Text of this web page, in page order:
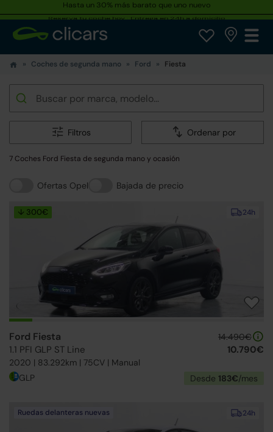
Reserva tu coche hoy · Entrega en 24h a domicilio
Coches de segunda mano Ford Fiesta
Filtros Ordenar por
7 Coches Ford Fiesta de segunda mano y ocasión
Ofertas Opel Bajada de precio
24h
↓ 300€
Ford Fiesta
1.1 PFI GLP ST Line
2020 | 83.292km | 75CV | Manual
14.490€
10.790€
GLP Desde 183€/mes
24h
Ruedas delanteras nuevas